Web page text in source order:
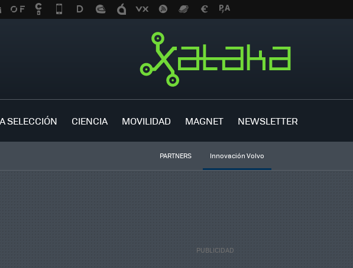
SELECCIÓN CIENCIA MOVILIDAD MAGNET NEWSLETTER
PARTNERS Innovación Volvo